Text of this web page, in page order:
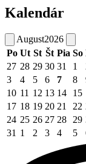
Kalendár
August2026
Po Ut St Št Pia So
27 28 29 30 31 1
3
4 5 6 7 8
10 11 12 13 14 15
17 18 19 20 21 22
24 25 26 27 28 29
31 1 2 3 4 5